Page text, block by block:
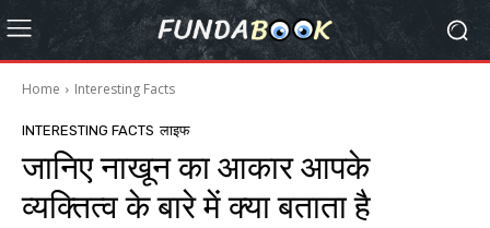
Home Interesting Facts
INTERESTING FACTS लाइफ
जानिए नाखून का आकार आपके
व्यक्तित्व के बारे में क्या बताता है